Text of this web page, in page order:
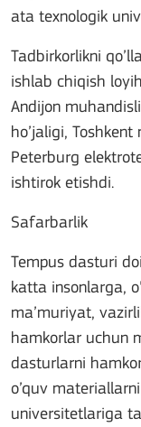
ata texnologik
Tadbirkorlikni
ishlab chiqish
Andijon
ho’jaligi,
Peterburg
ishtirok etishdi.
Safarbarlik
Tempus dasturi
katta insonlarga,
ma’muriyat,
hamkorlar uchun
dasturlarni
o’quv
universitetlariga